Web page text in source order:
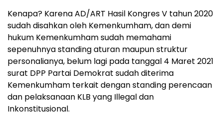
Kenapa? Karena AD/ART Hasil Kongres V tahun 2020
sudah disahkan oleh Kemenkumham, dan demi
hukum Kemenkumham sudah memahami
sepenuhnya standing aturan maupun struktur
personalianya, belum lagi pada tanggal 4 Maret 2021
surat DPP Partai Demokrat sudah diterima
Kemenkumham terkait dengan standing perencaan
dan pelaksanaan KLB yang Illegal dan
Inkonstitusional.